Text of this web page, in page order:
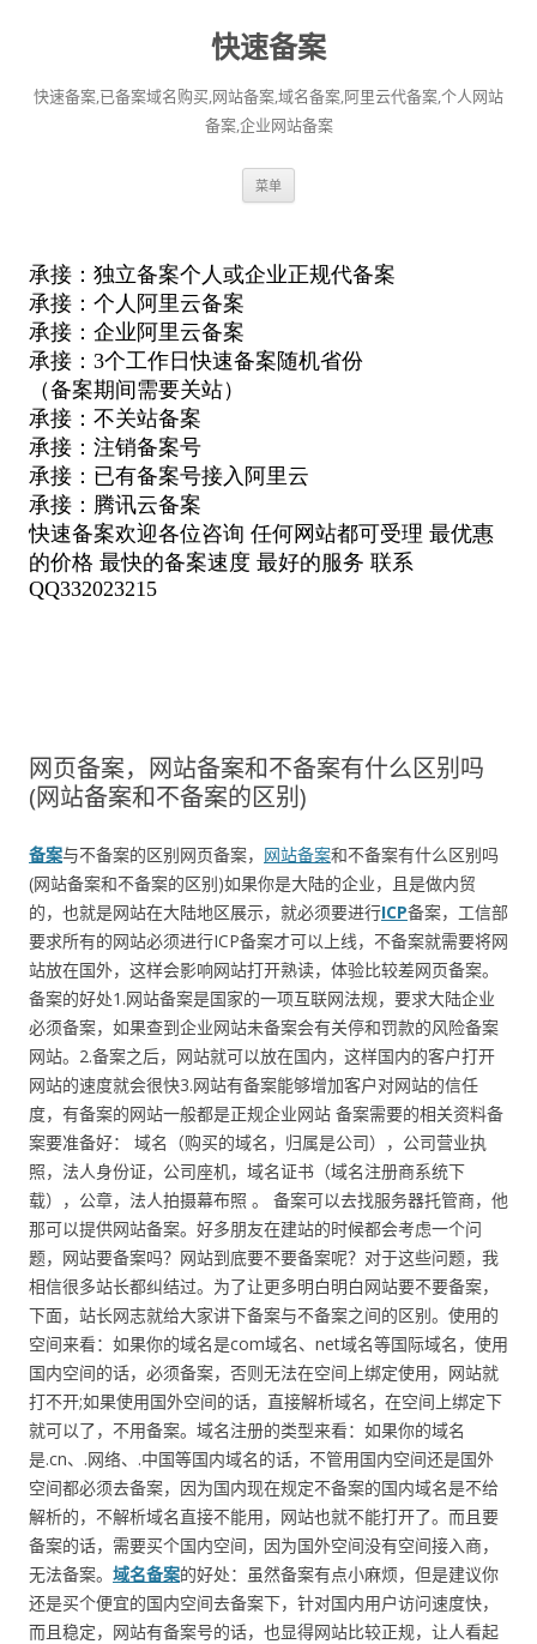
快速备案
快速备案,已备案域名购买,网站备案,域名备案,阿里云代备案,个人网站
备案,企业网站备案
菜单
网页备案，网站备案和不备案有什么区别吗
(网站备案和不备案的区别)
备案与不备案的区别网页备案， 网站备案和不备案有什么区别吗
(网站备案和不备案的区别)如果你是大陆的企业，且是做内贸
的，也就是网站在大陆地区展示，就必须要进行ICP备案，工信部
要求所有的网站必须进行ICP备案才可以上线，不备案就需要将网
站放在国外，这样会影响网站打开熟读，体验比较差网页备案。
备案的好处1.网站备案是国家的一项互联网法规，要求大陆企业
必须备案，如果查到企业网站未备案会有关停和罚款的风险备案
网站。2.备案之后，网站就可以放在国内，这样国内的客户打开
网站的速度就会很快3.网站有备案能够增加客户对网站的信任
度，有备案的网站一般都是正规企业网站 备案需要的相关资料备
案要准备好： 域名（购买的域名，归属是公司），公司营业执
照，法人身份证，公司座机，域名证书（域名注册商系统下
载），公章，法人拍摄幕布照 。 备案可以去找服务器托管商，他
那可以提供网站备案。好多朋友在建站的时候都会考虑一个问
题，网站要备案吗？网站到底要不要备案呢？对于这些问题，我
相信很多站长都纠结过。为了让更多明白明白网站要不要备案，
下面，站长网志就给大家讲下备案与不备案之间的区别。使用的
空间来看：如果你的域名是com域名、net域名等国际域名，使用
国内空间的话，必须备案，否则无法在空间上绑定使用，网站就
打不开;如果使用国外空间的话，直接解析域名，在空间上绑定下
就可以了，不用备案。域名注册的类型来看：如果你的域名
是.cn、.网络、.中国等国内域名的话，不管用国内空间还是国外
空间都必须去备案，因为国内现在规定不备案的国内域名是不给
解析的，不解析域名直接不能用，网站也就不能打开了。而且要
备案的话，需要买个国内空间，因为国外空间没有空间接入商，
无法备案。 域名备案的好处：虽然备案有点小麻烦，但是建议你
还是买个便宜的国内空间去备案下，针对国内用户访问速度快，
而且稳定，网站有备案号的话，也显得网站比较正规，让人看起